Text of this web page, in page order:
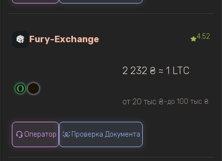
Fury-Exchange 4.52
2 232 ₴ ≈ 1 LTC
от 20 тыс ₴—до 100 тыс ₴
Оператор Проверка Документа